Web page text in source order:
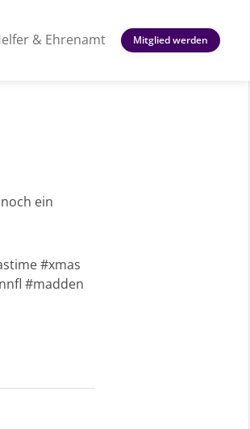
& Ehrenamt Mitglied werden
ein
#xmas
#madden